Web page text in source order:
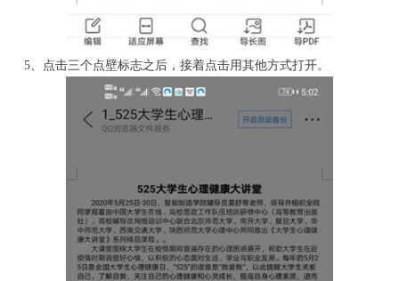
5、点击三个点壁标志之后，接着点击用其他方式打开。